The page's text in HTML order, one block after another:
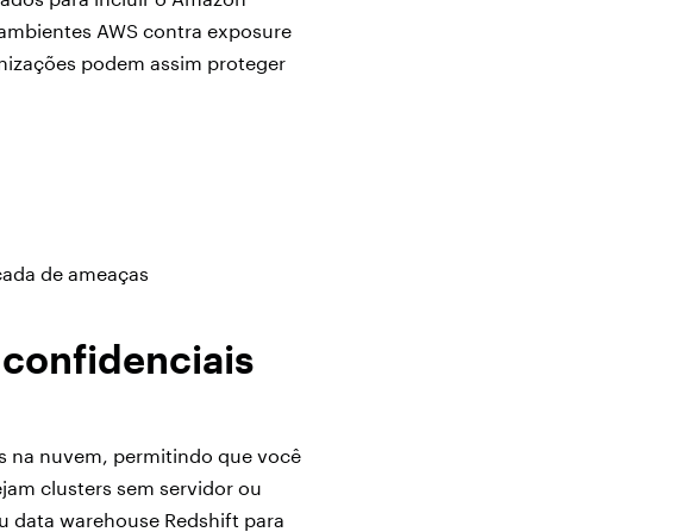
AWS contra exposure
podem assim proteger
de ameaças
na nuvem, permitindo que você
clusters sem servidor ou
data warehouse Redshift para